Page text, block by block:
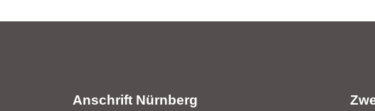
Anschrift Nürnberg